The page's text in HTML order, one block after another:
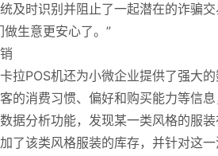
及时识别并阻止了一起潜在的诈骗
生意更安心了。”
拉POS机还为小微企业提供了强大
的消费习惯、偏好和购买能力等信息
据分析功能，发现某一类风格的服
了该类风格服装的库存，并针对这